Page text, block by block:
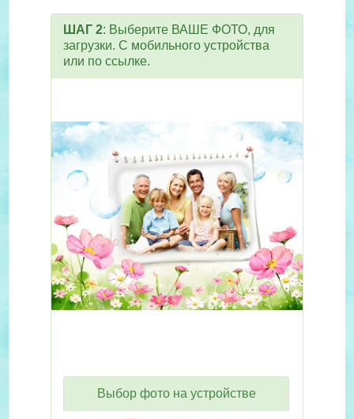
ШАГ 2: Выберите ВАШЕ ФОТО, для
загрузки. С мобильного устройства
или по ссылке.
Выбор фото на устройстве